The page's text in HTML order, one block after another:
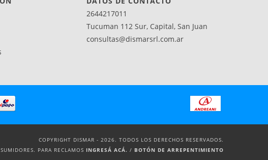
2644217011
Tucuman 112 Sur, Capital, San Juan
consultas@dismarsrl.com.ar
COPYRIGHT DISMAR - 2026. TODOS LOS DERECHOS RESERVADOS.
PARA RECLAMOS INGRESÁ ACÁ. / BOTÓN DE ARREPENTIMIENTO